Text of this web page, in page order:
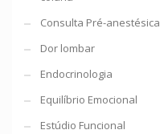
Consulta Pré-anestésica
Dor lombar
Endocrinologia
Equilíbrio Emocional
Estúdio Funcional